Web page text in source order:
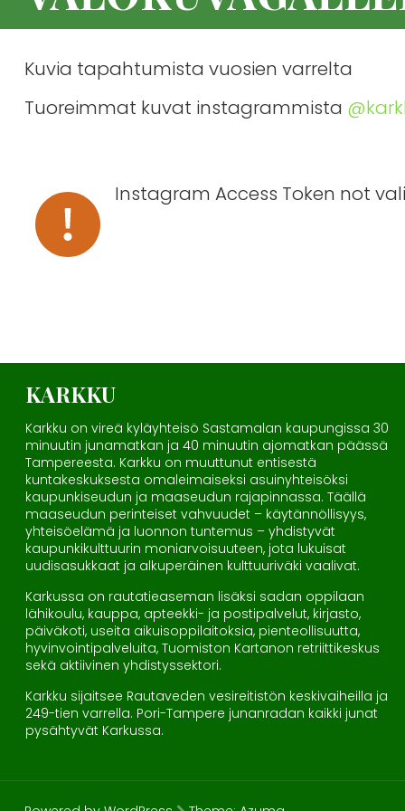
Kuvia tapahtumista vuosien varrelta
Tuoreimmat kuvat instagrammista
Instagram Access Token not
KARKKU
Karkku on vireä kyläyhteisö Sastamalan kaupungissa 30
minuutin junamatkan ja 40 minuutin ajomatkan päässä
Tampereesta. Karkku on muuttunut entisestä
kuntakeskuksesta omaleimaiseksi asuinyhteisöksi
kaupunkiseudun ja maaseudun rajapinnassa. Täällä
maaseudun perinteiset vahvuudet – käytännöllisyys,
yhteisöelämä ja luonnon tuntemus – yhdistyvät
kaupunkikulttuurin moniarvoisuuteen, jota lukuisat
uudisasukkaat ja alkuperäinen kulttuuriväki vaalivat.
Karkussa on rautatieaseman lisäksi sadan oppilaan
lähikoulu, kauppa, apteekki- ja postipalvelut, kirjasto,
päiväkoti, useita aikuisoppilaitoksia, pienteollisuutta,
hyvinvointipalveluita, Tuomiston Kartanon retriittikeskus
sekä aktiivinen yhdistyssektori.
Karkku sijaitsee Rautaveden vesireitistön keskivaiheilla ja
249-tien varrella. Pori-Tampere junanradan kaikki junat
pysähtyvät Karkussa.